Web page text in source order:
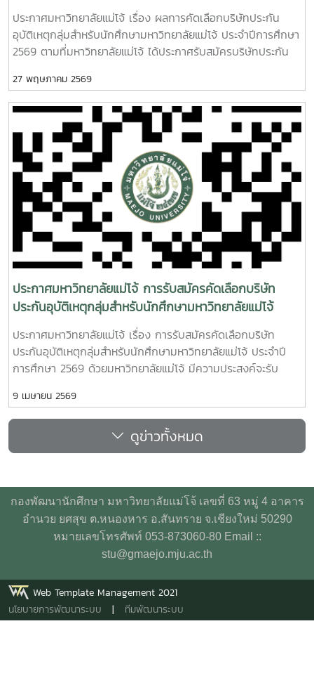
ประกาศมหาวิทยาลัยแม่โจ้ เรื่อง ผลการคัดเลือกบริษัทประกัน
อุบัติเหตุกลุ่มสำหรับนักศึกษามหาวิทยาลัยแม่โจ้ ประจำปีการศึกษา
2569 ตามที่มหาวิทยาลัยแม่โจ้ ได้ประกาศรับสมัครบริษัทประกัน
มหาวิทยาลัยแม่โจ้ ประจำปีการศึกษา 2569 นั้น มหาวิทยาลัยฯ ได้
พิจารณาคัดเลือกให้ บริษัท เออร์โกประกันภัย (ประเทศไทย)
จำกัด (มหาชน) เป็นผู้จัดทำประกันอุบัติเหตุกลุ่มสำหรับนักศึกษา
มหาวิทยาลัยแม่โจ้ ประจำปีการศึกษา 2569 ประกาศ ณ วันที่
พฤษภาคม พ.ศ. 2569 คลิกดูประกาศ
27 พฤษภาคม 2569
ประกาศมหาวิทยาลัยแม่โจ้ การรับสมัครคัดเลือกบริษัท
ประกันอุบัติเหตุกลุ่มสำหรับนักศึกษามหาวิทยาลัยแม่โจ้
ประจำปีการศึกษา 2569
ประกาศมหาวิทยาลัยแม่โจ้ เรื่อง การรับสมัครคัดเลือกบริษัท
ประกันอุบัติเหตุกลุ่มสำหรับนักศึกษามหาวิทยาลัยแม่โจ้ ประจำปี
การศึกษา 2569 ด้วยมหาวิทยาลัยแม่โจ้ มีความประสงค์จะรับ
มหาวิทยาลัยแม่โจ้ ประจำปีการศึกษา 2569 เพื่อให้การดำเนินการ
เป็นไปด้วยความเรียบร้อย จึงประกาศรายละเอียดและเงื่อนไข ตาม
เอกสารแนบดังนี้ https://maejo.link/F8gM
9 เมษายน 2569
ดูข่าวทั้งหมด
กองพัฒนานักศึกษา มหาวิทยาลัยแม่โจ้ เลขที่ 63 หมู่ 4 อาคาร
อำนวย ยศสุข ต.หนองหาร อ.สันทราย จ.เชียงใหม่ 50290
หมายเลขโทรศัพท์ 053-873060-80 Email ::
stu@gmaejo.mju.ac.th
Web Template Management 2021
นโยบายการพัฒนาระบบ | ทีมพัฒนาระบบ